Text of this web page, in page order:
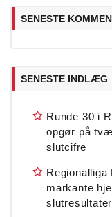
SENESTE
SENESTE INDLÆG
Runde 30 i
opgør på
slutcifre
Regionalliga
markante
slutresultater